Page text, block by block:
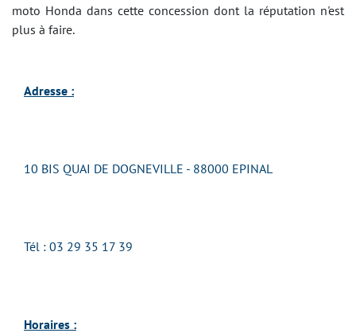
moto Honda dans cette concession dont la réputation n'est
plus à faire.
Adresse :
10 BIS QUAI DE DOGNEVILLE - 88000 EPINAL
Tél : 03 29 35 17 39
Horaires :